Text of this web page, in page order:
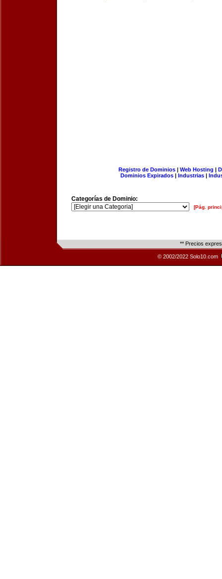
Registro de Dominios| Web Hosting |
Dominios Expirados | Industrias |
Categorías de Dominio:
[Pág.
** Precios
© 2002/2022 Solo10.com